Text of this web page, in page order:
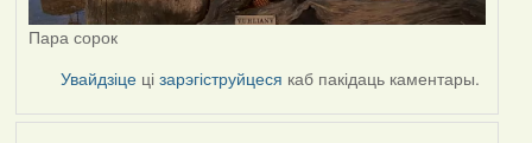
Пара сорок
Увайдзіце цізарэгіструйцеся каб пакідаць каментары.